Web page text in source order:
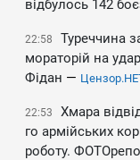
відбулось 142
22:58
Туреччина
мораторій на
Фідан —
22:53
Хмара
го армійських
роботу.